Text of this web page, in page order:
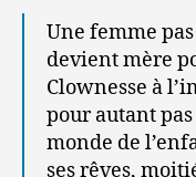
Une femme
devient mère
Clownesse à
pour autant
monde de
ses rêves,